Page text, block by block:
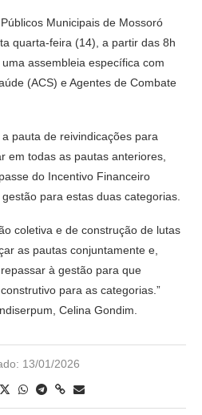
Municipais de Mossoró
quarta-feira (14), a partir das 8h
assembleia específica com
(ACS) e Agentes de Combate
pauta de reivindicações para
em todas as pautas anteriores,
do Incentivo Financeiro
para estas duas categorias.
coletiva e de construção de lutas
as pautas conjuntamente e,
à gestão para que
para as categorias.”
Celina Gondim.
13/01/2026